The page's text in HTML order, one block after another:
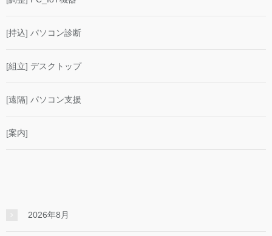
[持込] パソコン診断
[組立] デスクトップ
[遠隔] パソコン支援
[案内]
2026年8月